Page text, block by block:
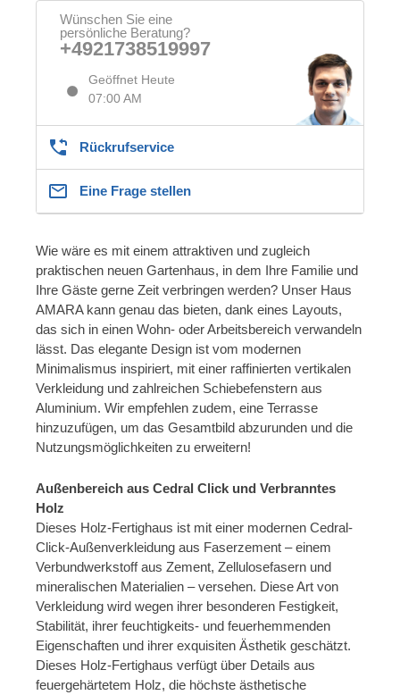
Wünschen Sie eine
persönliche Beratung?
+4921738519997
Geöffnet Heute
07:00 AM
Rückrufservice
Eine Frage stellen
Wie wäre es mit einem attraktiven und zugleich
praktischen neuen Gartenhaus, in dem Ihre Familie und
Ihre Gäste gerne Zeit verbringen werden? Unser Haus
AMARA kann genau das bieten, dank eines Layouts,
das sich in einen Wohn- oder Arbeitsbereich verwandeln
lässt. Das elegante Design ist vom modernen
Minimalismus inspiriert, mit einer raffinierten vertikalen
Verkleidung und zahlreichen Schiebefenstern aus
Aluminium. Wir empfehlen zudem, eine Terrasse
hinzuzufügen, um das Gesamtbild abzurunden und die
Nutzungsmöglichkeiten zu erweitern!
Außenbereich aus Cedral Click und Verbranntes
Holz
Dieses Holz-Fertighaus ist mit einer modernen Cedral-
Click-Außenverkleidung aus Faserzement – einem
Verbundwerkstoff aus Zement, Zellulosefasern und
mineralischen Materialien – versehen. Diese Art von
Verkleidung wird wegen ihrer besonderen Festigkeit,
Stabilität, ihrer feuchtigkeits- und feuerhemmenden
Eigenschaften und ihrer exquisiten Ästhetik geschätzt.
Dieses Holz-Fertighaus verfügt über Details aus
feuergehärtetem Holz, die höchste ästhetische